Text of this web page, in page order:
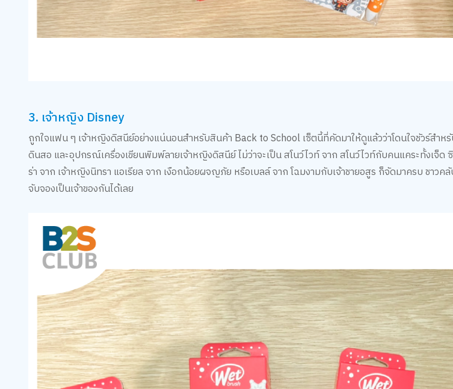
3. เจ้าหญิง Disney
ถูกใจแฟน ๆ เจ้าหญิงดิสนีย์อย่างแน่นอนสำหรับสินค้า Back to School เซ็ตนี้ที่คัดมาให้ดูแล้วว่าโดนใจชัวร์สำห
ดินสอ และอุปกรณ์เครื่องเขียนพิมพ์ลายเจ้าหญิงดิสนีย์ ไม่ว่าจะเป็น สโนว์ไวท์ จาก สโนว์ไวท์กับคนแคระทั้งเจ็ด ซิ
ร่า จาก เจ้าหญิงนิทรา แอเรียล จาก เงือกน้อยผจญภัย หรือเบลล์ จาก โฉมงามกับเจ้าชายอสูร ก็จัดมาครบ ชาว
จับจองเป็นเจ้าของกันได้เลย